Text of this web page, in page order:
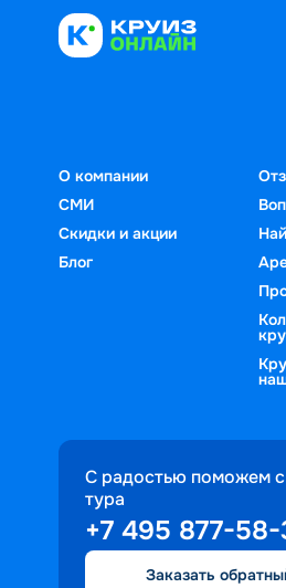
О компании
СМИ
Скидки и акции
Блог
С радостью поможем
тура
+7 495 877-
Заказать